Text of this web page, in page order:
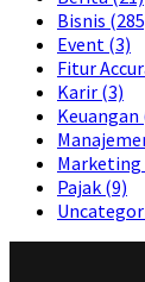
Bisnis
Event (3)
Fitur
Karir (3)
Keuangan
Marketing
Pajak (9)